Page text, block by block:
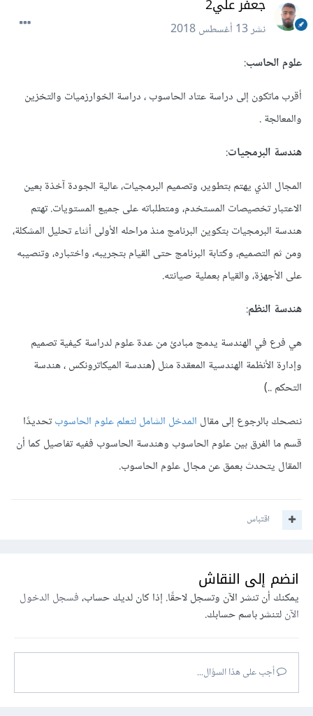
جعفر علي2
نشر13 أغسطس 2018
علوم الحاسب:
أقرب ماتكون إلى دراسة عتاد الحاسوب ، دراسة الخوارزميات والتخزين
والمعالجة .
هندسة البرمجيات:
المجال الذي يهتم بتطوير، وتصميم البرمجيات، عالية الجودة آخذة بعين
الاعتبار تخصيصات المستخدم، ومتطلباته على جميع المستويات. تهتم
هندسة البرمجيات بتكوين البرنامج منذ مراحله الأولى أثناء تحليل المشكلة،
ومن ثم التصميم، وكتابة البرنامج حتى القيام بتجريبه، واختباره، وتنصيبه
على الأجهزة، والقيام بعملية صيانته.
هندسة النظم:
هي فرع في الهندسة يدمج مبادئ من عدة علوم لدراسة كيفية تصميم
وإدارة الأنظمة الهندسية المعقدة مثل (هندسة الميكاترونكس ، هندسة
التحكم ..)
ننصحك بالرجوع إلى مقال المدخل الشامل لتعلم علوم الحاسوبتحديدًا
قسم ما الفرق بين علوم الحاسوب وهندسة الحاسوب ففيه تفاصيل كما أن
المقال يتحدث بعمق عن مجال علوم الحاسوب.
اقتباس
انضم إلى النقاش
يمكنك أن تنشر الآن وتسجل لاحقًا. إذا كان لديك حساب،فسجل الدخول
الآنلتنشر باسم حسابك.
أجب على هذا السؤال...